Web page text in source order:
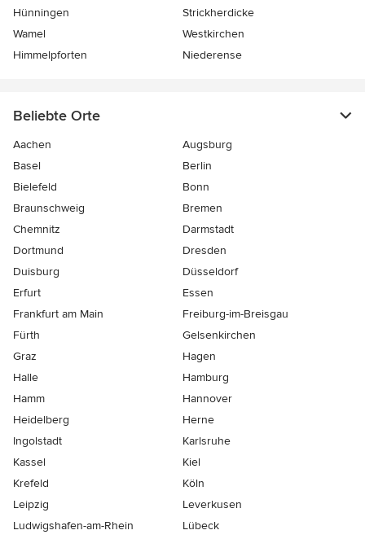
Hünningen
Strickherdicke
Wamel
Westkirchen
Himmelpforten
Niederense
Beliebte Orte
Aachen
Augsburg
Basel
Berlin
Bielefeld
Bonn
Braunschweig
Bremen
Chemnitz
Darmstadt
Dortmund
Dresden
Duisburg
Düsseldorf
Erfurt
Essen
Frankfurt am Main
Freiburg-im-Breisgau
Fürth
Gelsenkirchen
Graz
Hagen
Halle
Hamburg
Hamm
Hannover
Heidelberg
Herne
Ingolstadt
Karlsruhe
Kassel
Kiel
Krefeld
Köln
Leipzig
Leverkusen
Ludwigshafen-am-Rhein
Lübeck